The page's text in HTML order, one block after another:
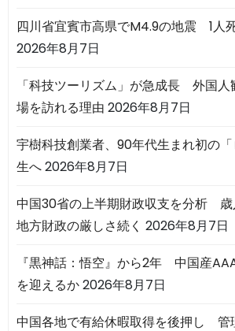
四川省宜賓市高県でM4.9の地震 1人
2026年8月7日
「科技ツーリズム」が急成長 外国人
場を訪れる理由 2026年8月7日
宇樹科技創業者、90年代生まれ初の
生へ2026年8月7日
中国30省の上半期財政収支を分析 歳
地方財政の厳しさ続く 2026年8月7日
『黒神話：悟空』から2年 中国産
を迎えるか2026年8月7日
中国各地で有給休暇取得を後押し 管